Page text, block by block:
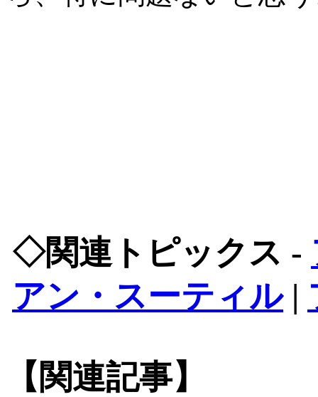
◇関連トピックス -
アン・スーティル|
【関連記事】